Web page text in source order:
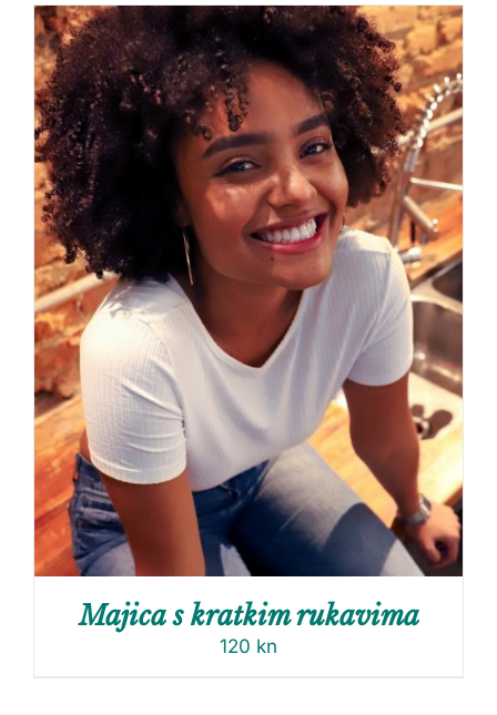
Majica s kratkim rukavima
120 kn